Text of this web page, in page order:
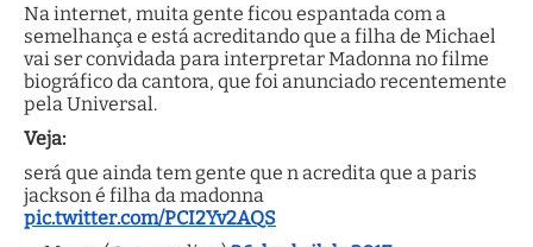
Na internet, muita gente ficou espantada com a
semelhança e está acreditando que a filha de Michael
vai ser convidada para interpretar Madonna no filme
biográfico da cantora, que foi anunciado recentemente
pela Universal.
Veja:
será que ainda tem gente que n acredita que a paris
jackson é filha da madonna
pic.twitter.com/PCI2Yv2AQS